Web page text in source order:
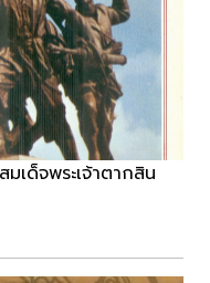
เด็จพระเจ้าตากสิน